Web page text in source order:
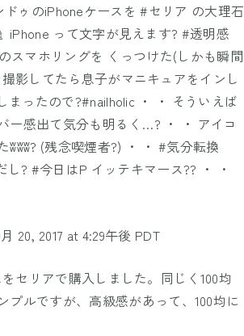
ゥのiPhoneケースを #セリア の大理石
って文字が見えます? #透明感
スマホリングを くっつけた(しかも瞬間
影してたら息子がマニキュアをインし
ったので?#nailholic ・ ・ そういえば
ー感出て気分も明るく…? ・ ・ アイコ
(残念喫煙者?) ・ ・ #気分転換
? #今日はP イッテキマース?? ・ ・
20, 2017 at 4:29午後 PDT
セリアで購入しました。同じく100均
ルですが、高級感があって、100均に